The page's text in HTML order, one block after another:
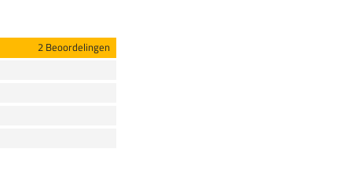
2 Beoordelingen